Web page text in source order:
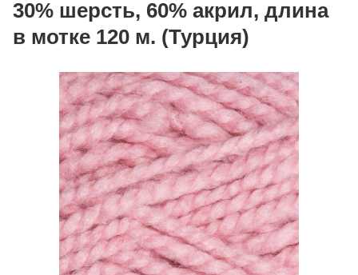
30% шерсть, 60% акрил, длина
в мотке 120 м. (Турция)